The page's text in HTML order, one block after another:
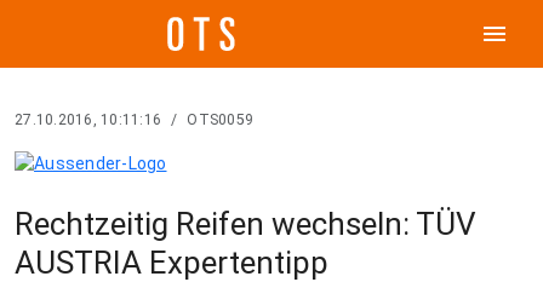
menu
27.10.2016, 10:11:16 / OTS0059
Rechtzeitig Reifen wechseln: TÜV
AUSTRIA Expertentipp